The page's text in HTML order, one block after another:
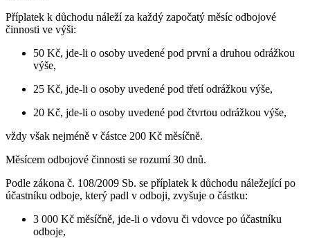
Příplatek k důchodu náleží za každý započatý měsíc odbojové
činnosti ve výši:
50 Kč, jde-li o osoby uvedené pod první a druhou odrážkou
výše,
25 Kč, jde-li o osoby uvedené pod třetí odrážkou výše,
20 Kč, jde-li o osoby uvedené pod čtvrtou odrážkou výše,
vždy však nejméně v částce 200 Kč měsíčně.
Měsícem odbojové činnosti se rozumí 30 dnů.
Podle zákona č. 108/2009 Sb. se příplatek k důchodu náležející po
účastníku odboje, který padl v odboji, zvyšuje o částku:
3 000 Kč měsíčně, jde-li o vdovu či vdovce po účastníku
odboje,